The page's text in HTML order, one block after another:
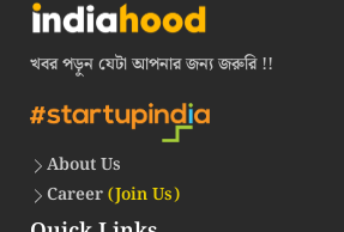
খবর পড়ুন যেটা আপনার জন্য জরুরি !!
About Us
Career(Join Us)